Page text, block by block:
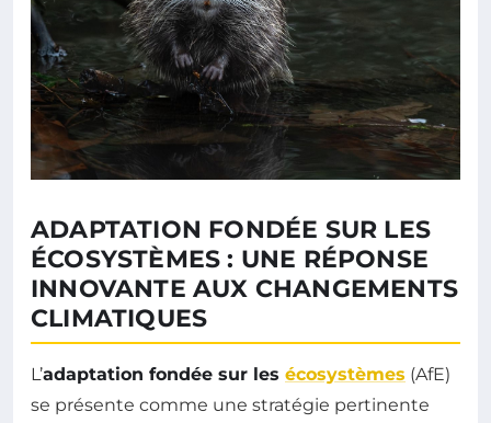
ADAPTATION FONDÉE SUR LES
ÉCOSYSTÈMES : UNE RÉPONSE
INNOVANTE AUX CHANGEMENTS
CLIMATIQUES
L’adaptation fondée sur les écosystèmes (AfE)
se présente comme une stratégie pertinente